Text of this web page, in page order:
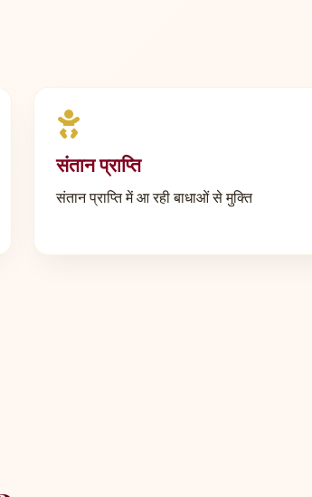
संतान प्राप्ति
संतान प्राप्ति में आ रही बाधाओं से मुक्ति